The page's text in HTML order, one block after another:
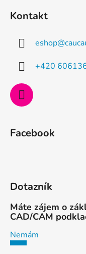
Kontakt
eshop@
+420
Facebook
Dotazník
Máte zájem o
CAD/CAM
Nemám